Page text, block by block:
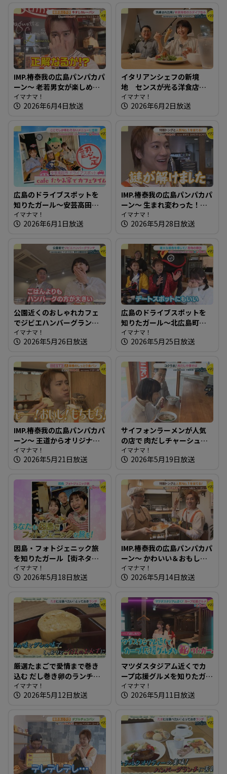
IMP.椿泰我の広島パンパカパ
ーン～ 老若男女が楽しめ
る！地域を照らすパン屋さ
ん
イマナマ！
2026年6月4日放送
イタリアンシェフの新境
地 センスが光る洋食店～
洋食 KOKICHI【たまにはそ
とランチ】
イマナマ！
2026年6月2日放送
広島のドライブスポットを
知りたガール～安芸高田市
編【街ネタ！知りたガー
ル】
イマナマ！
2026年6月1日放送
IMP.椿泰我の広島パンパカパ
ーン～ 生まれ変わった！？
以前もお邪魔したパン屋さ
んへ
イマナマ！
2026年5月28日放送
公園近くのおしゃれカフェ
でジビエハンバーグランチ
～ドットコミュ 都町公園前
食堂【たまにはそとラン
イマナマ！
2026年5月26日放送
広島のドライブスポットを
知りたガール～北広島町編
【街ネタ！知りたガール】
イマナマ！
2026年5月25日放送
IMP.椿泰我の広島パンパカパ
ーン～ 王道からオリジナル
まで！老若男女が楽しめる
パン屋さんへ
イマナマ！
2026年5月21日放送
サイフォンラーメンが人気
の店で 肉だしチャーシュー
めん～大重食堂【たまには
そとランチ】
イマナマ！
2026年5月19日放送
因島・フォトジェニック旅
を知りたガール【街ネタ！
知りたガール】
イマナマ！
2026年5月18日放送
IMP.椿泰我の広島パンパカパ
ーン～ かわいい＆おもしろ
いパン！ 四季折々の味も楽
しめるお店
イマナマ！
2026年5月14日放送
厳選たまごで愛情まで巻き
込む だし巻き卵のランチ～
たちまち食堂【たまにはそ
とランチ】
イマナマ！
2026年5月12日放送
マツダスタジアム近くでカ
ープ応援グルメを知りたガ
ール【街ネタ！知りたガー
ル】
イマナマ！
2026年5月11日放送